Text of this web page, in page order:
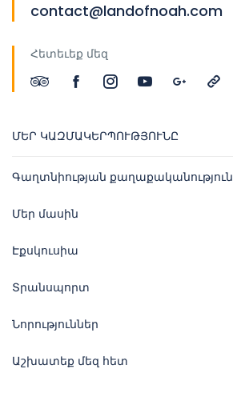
contact@landofnoah.com
Հետեւեք մեզ
ՄԵՐ ԿԱԶՄԱԿԵՐՊՈՒԹՅՈՒՆԸ
Գաղտնիության քաղաքականություն
Մեր մասին
Էքսկուսիա
Տրանսպորտ
Նորություններ
Աշխատեք մեզ հետ